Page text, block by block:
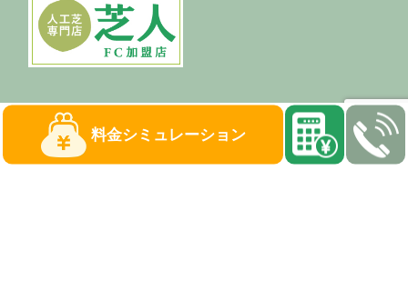
料金シミュレーション